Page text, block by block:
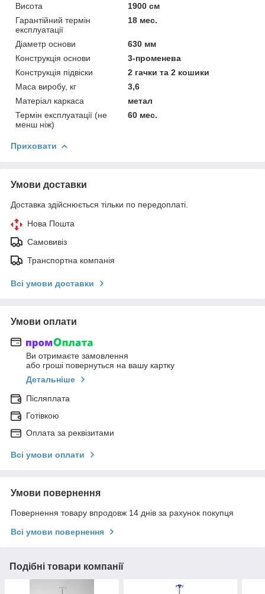
Висота
1900 см
Гарантійний термін
експлуатації
18 мес.
Діаметр основи
630 мм
Конструкція основи
3-променева
Конструкція підвіски
2 гачки та 2 кошики
Маса виробу, кг
3,6
Матеріал каркаса
метал
Термін експлуатації (не
менш ніж)
60 мес.
Приховати
Умови доставки
Доставка здійснюється тільки по передоплаті.
Нова Пошта
Самовивіз
Транспортна компанія
Всі умови доставки
Умови оплати
Ви отримаєте замовлення
або гроші повернуться на вашу картку
Детальніше
Післяплата
Готівкою
Оплата за реквізитами
Всі умови оплати
Умови повернення
Повернення товару впродовж 14 днів за рахунок покупця
Всі умови повернення
Подібні товари компанії